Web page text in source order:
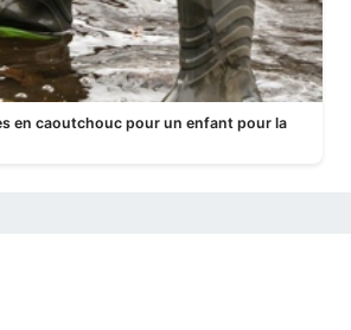
en caoutchouc pour un enfant pour la